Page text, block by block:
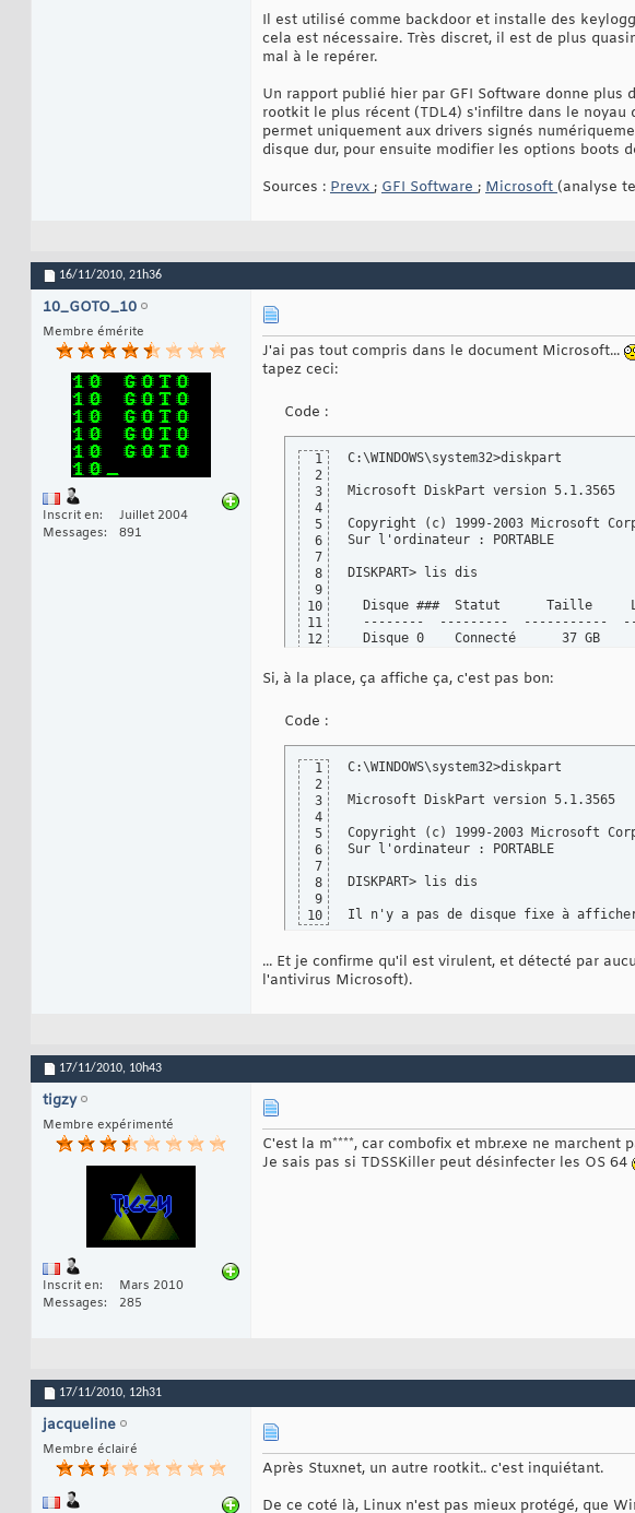
Il est utilisé comme backdoor et installe des
cela est nécessaire. Très discret, il est de plus
mal à le repérer.
Un rapport publié hier par GFI Software donne
rootkit le plus récent (TDL4) s'infiltre dans le
permet uniquement aux drivers signés
disque dur, pour ensuite modifier les options boots
Sources : Prevx ; GFI Software ; Microsoft (analyse
16/11/2010, 21h36
10_GOTO_10
Membre émérite
Inscrit en
Juillet 2004
Messages
891
J'ai pas tout compris dans le document Microsoft...
tapez ceci:
Code :
1
2
3
4
5
6
7
8
9
10
11
12
C:\WINDOWS\system32>diskpart
Microsoft DiskPart version 5.1.3565
Copyright (c) 1999-2003 Microsoft
Sur l'ordinateur : PORTABLE
DISKPART> lis dis
Disque ###  Statut      Taille
--------  ---------  -----------
Disque 0    Connecté      37 GB
Si, à la place, ça affiche ça, c'est pas bon:
Code :
1
2
3
4
5
6
7
8
9
10
C:\WINDOWS\system32>diskpart
Microsoft DiskPart version 5.1.3565
Copyright (c) 1999-2003 Microsoft
Sur l'ordinateur : PORTABLE
DISKPART> lis dis
Il n'y a pas de disque fixe à
... Et je confirme qu'il est virulent, et détecté par
l'antivirus Microsoft).
17/11/2010, 10h43
tigzy
Membre expérimenté
Inscrit en
Mars 2010
Messages
285
C'est la m****, car combofix et mbr.exe ne
Je sais pas si TDSSKiller peut désinfecter les OS 64
17/11/2010, 12h31
jacqueline
Membre éclairé
Après Stuxnet, un autre rootkit.. c'est inquiétant.
De ce coté là, Linux n'est pas mieux protégé, que